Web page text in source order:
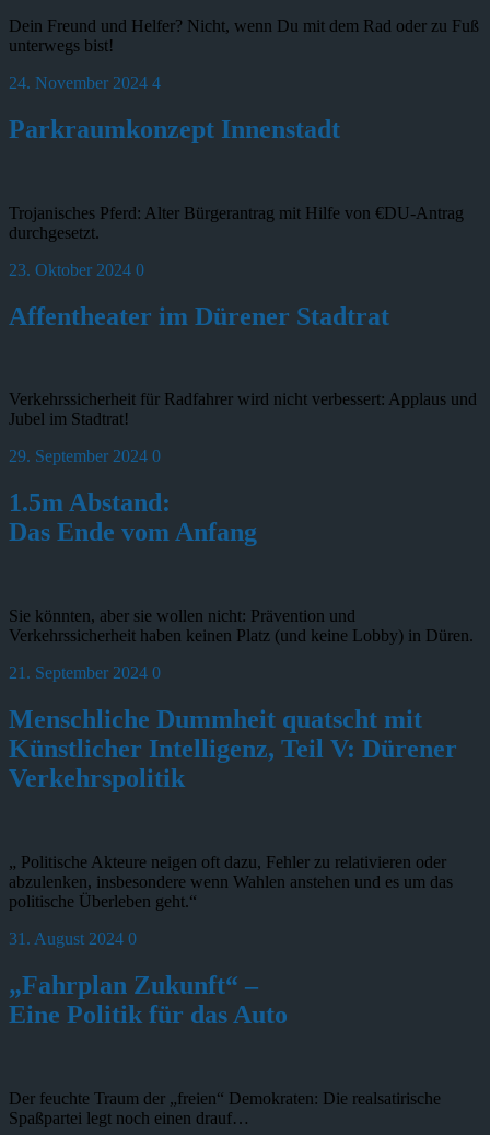
Dein Freund und Helfer? Nicht, wenn Du mit dem Rad oder zu Fuß
unterwegs bist!
24. November 2024 4
Parkraumkonzept Innenstadt
Trojanisches Pferd: Alter Bürgerantrag mit Hilfe von €DU-Antrag
durchgesetzt.
23. Oktober 2024 0
Affentheater im Dürener Stadtrat
Verkehrssicherheit für Radfahrer wird nicht verbessert: Applaus und
Jubel im Stadtrat!
29. September 2024 0
1.5m Abstand:
Das Ende vom Anfang
Sie könnten, aber sie wollen nicht: Prävention und
Verkehrssicherheit haben keinen Platz (und keine Lobby) in Düren.
21. September 2024 0
Menschliche Dummheit quatscht mit
Künstlicher Intelligenz, Teil V: Dürener
Verkehrspolitik
„ Politische Akteure neigen oft dazu, Fehler zu relativieren oder
abzulenken, insbesondere wenn Wahlen anstehen und es um das
politische Überleben geht.“
31. August 2024 0
„Fahrplan Zukunft“ –
Eine Politik für das Auto
Der feuchte Traum der „freien“ Demokraten: Die realsatirische
Spaßpartei legt noch einen drauf…